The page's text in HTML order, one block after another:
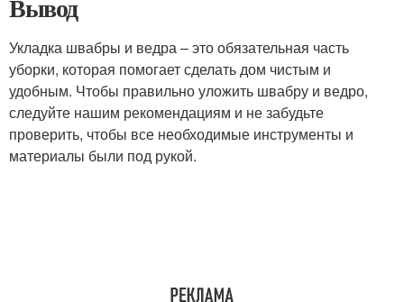
Вывод
Укладка швабры и ведра – это обязательная часть
уборки, которая помогает сделать дом чистым и
удобным. Чтобы правильно уложить швабру и ведро,
следуйте нашим рекомендациям и не забудьте
проверить, чтобы все необходимые инструменты и
материалы были под рукой.